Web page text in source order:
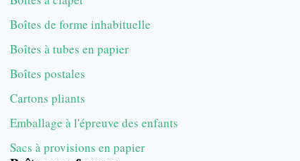
Boîtes de forme inhabituelle
Boîtes à tubes en papier
Boîtes postales
Cartons pliants
Emballage à l'épreuve des enfants
Sacs à provisions en papier